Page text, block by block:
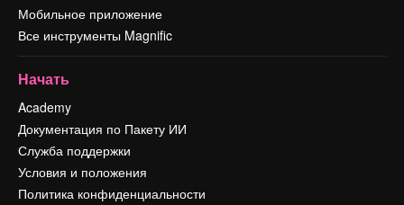
Мобильное приложение
Все инструменты Magnific
Начать
Academy
Документация по Пакету ИИ
Служба поддержки
Условия и положения
Политика конфиденциальности